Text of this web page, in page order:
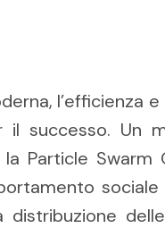
l’efficienza
il successo. Un
Particle Swarm
sociale
distribuzione